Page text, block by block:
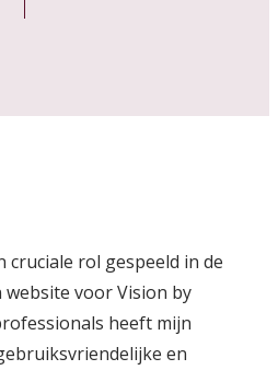
cruciale rol gespeeld in de
voor Vision by
heeft mijn
en